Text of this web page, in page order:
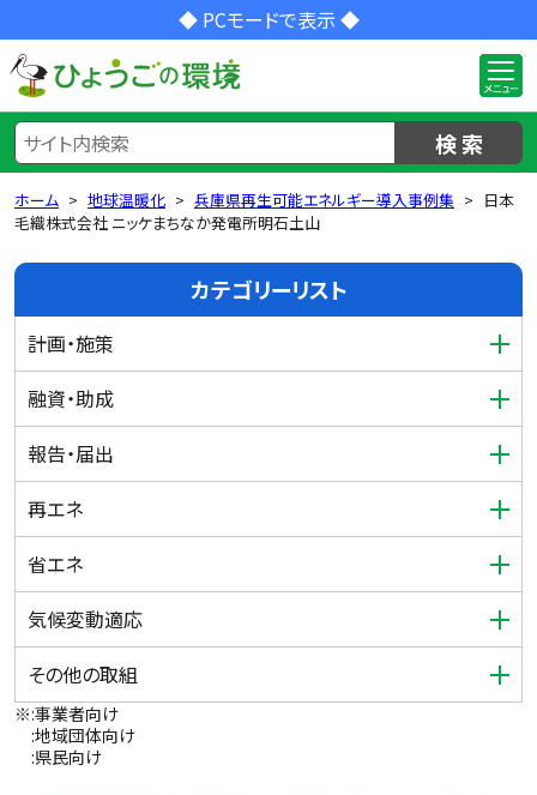
◆ PCモードで表示 ◆
検 索
ホーム 地球温暖化 兵庫県再生可能エネルギー導入事例集
日本
毛織株式会社 ニッケまちなか発電所明石土山
カテゴリーリスト
計画・施策
融資・助成
報告・届出
再エネ
省エネ
気候変動適応
その他の取組
※:事業者向け
:地域団体向け
:県民向け